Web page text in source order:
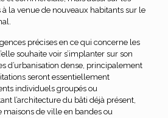
à la venue de nouveaux habitants sur le
précises en ce qui concerne les
souhaite voir s’implanter sur son
d’urbanisation dense, principalement
seront essentiellement
individuels groupés ou
l’architecture du bâti déjà présent,
maisons de ville en bandes ou